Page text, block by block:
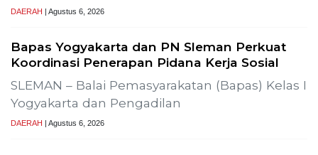
DAERAH | Agustus 6, 2026
Bapas Yogyakarta dan PN Sleman Perkuat
Koordinasi Penerapan Pidana Kerja Sosial
SLEMAN – Balai Pemasyarakatan (Bapas) Kelas I
Yogyakarta dan Pengadilan
DAERAH | Agustus 6, 2026